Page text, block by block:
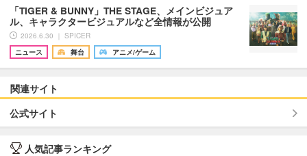
「TIGER & BUNNY」THE STAGE、メインビジュア
ル、キャラクタービジュアルなど全情報が公開
2026.6.30 ｜ SPICER
ニュース
舞台 アニメ/ゲーム
関連サイト
公式サイト
人気記事ランキング